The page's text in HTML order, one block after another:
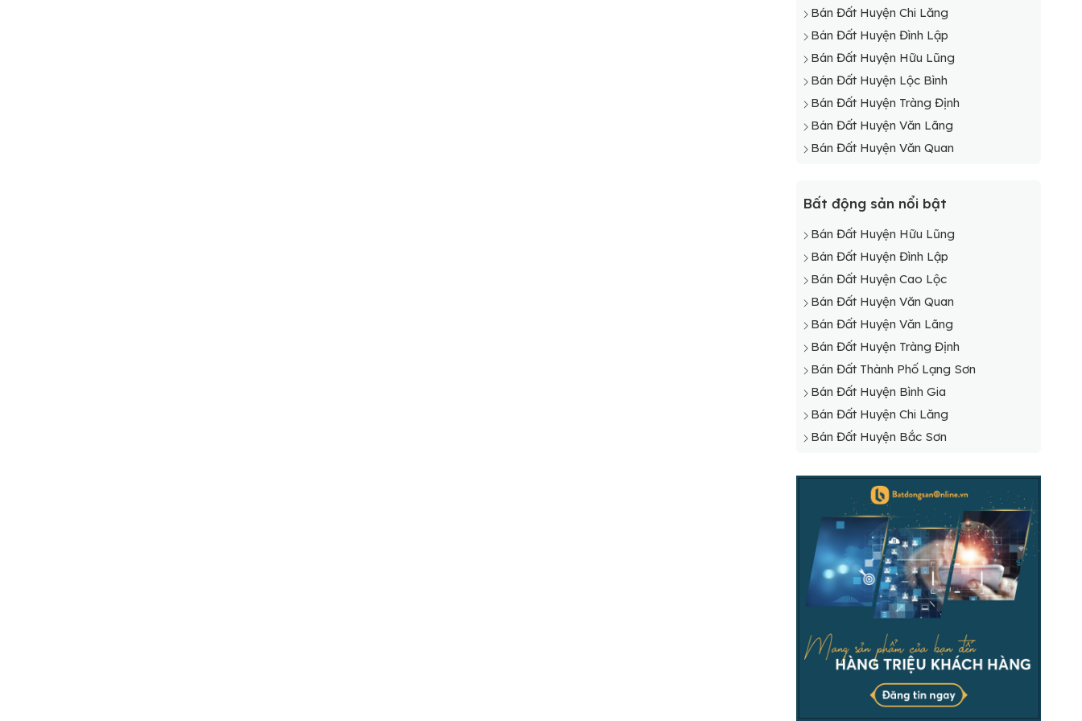
Bán Đất Huyện Chi Lăng
Bán Đất Huyện Đình Lập
Bán Đất Huyện Hữu Lũng
Bán Đất Huyện Lộc Bình
Bán Đất Huyện Tràng Định
Bán Đất Huyện Văn Lãng
Bán Đất Huyện Văn Quan
Bất động sản nổi bật
Bán Đất Huyện Hữu Lũng
Bán Đất Huyện Đình Lập
Bán Đất Huyện Cao Lộc
Bán Đất Huyện Văn Quan
Bán Đất Huyện Văn Lãng
Bán Đất Huyện Tràng Định
Bán Đất Thành Phố Lạng Sơn
Bán Đất Huyện Bình Gia
Bán Đất Huyện Chi Lăng
Bán Đất Huyện Bắc Sơn